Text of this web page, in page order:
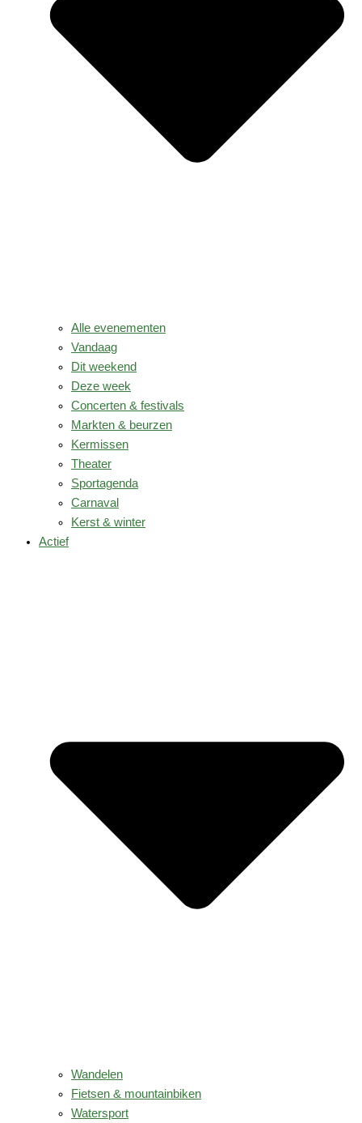
Alle evenementen
Vandaag
Dit weekend
Deze week
Concerten & festivals
Markten & beurzen
Kermissen
Theater
Sportagenda
Carnaval
Kerst & winter
Actief
Wandelen
Fietsen & mountainbiken
Watersport